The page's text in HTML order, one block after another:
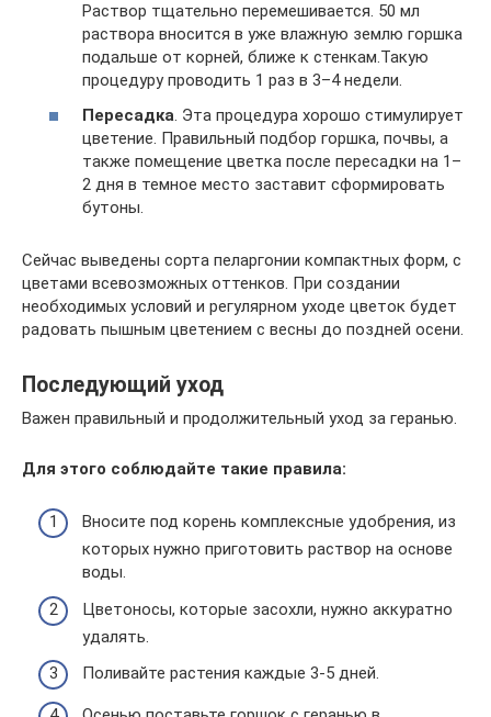
Раствор тщательно перемешивается. 50 мл
раствора вносится в уже влажную землю горшка
подальше от корней, ближе к стенкам.Такую
процедуру проводить 1 раз в 3–4 недели.
Пересадка . Эта процедура хорошо стимулирует
цветение. Правильный подбор горшка, почвы, а
также помещение цветка после пересадки на 1–
2 дня в темное место заставит сформировать
бутоны.
Сейчас выведены сорта пеларгонии компактных форм, с
цветами всевозможных оттенков. При создании
необходимых условий и регулярном уходе цветок будет
радовать пышным цветением с весны до поздней осени.
Последующий уход
Важен правильный и продолжительный уход за геранью.
Для этого соблюдайте такие правила:
Вносите под корень комплексные удобрения, из
которых нужно приготовить раствор на основе
воды.
Цветоносы, которые засохли, нужно аккуратно
удалять.
Поливайте растения каждые 3-5 дней.